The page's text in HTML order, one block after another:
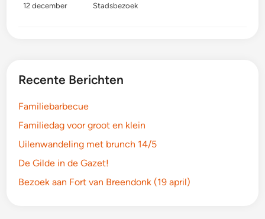
12 december Stadsbezoek
Recente Berichten
Familiebarbecue
Familiedag voor groot en klein
Uilenwandeling met brunch 14/5
De Gilde in de Gazet!
Bezoek aan Fort van Breendonk (19 april)